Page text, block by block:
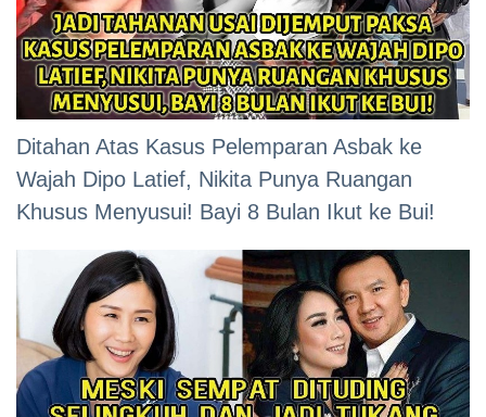
Ditahan Atas Kasus Pelemparan Asbak ke
Wajah Dipo Latief, Nikita Punya Ruangan
Khusus Menyusui! Bayi 8 Bulan Ikut ke Bui!